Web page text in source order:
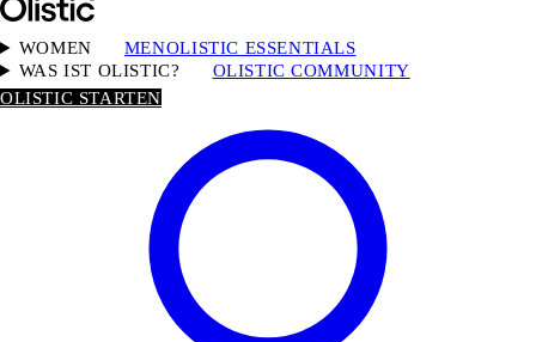
WOMEN MENOLISTIC ESSENTIALS
WAS IST OLISTIC?
OLISTIC COMMUNITY
OLISTIC STARTEN